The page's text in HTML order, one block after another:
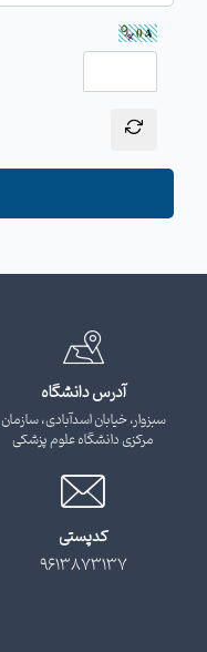
آدرس دانشگاه
سبزوار، خیابان اسدآبادی، سازمان
مرکزی دانشگاه علوم پزشکی
کدپستی
9613873137